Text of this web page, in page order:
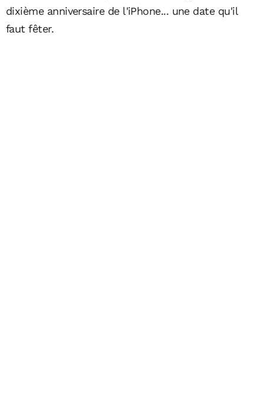
dixième anniversaire de l'iPhone... une date qu'il
faut fêter.